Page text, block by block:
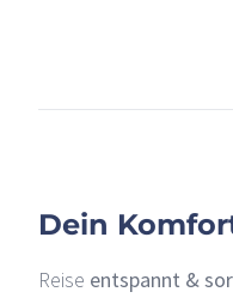
Dein
Reise entspannt &